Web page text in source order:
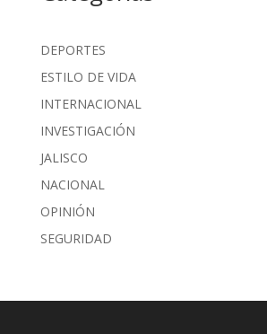
DEPORTES
ESTILO DE VIDA
INTERNACIONAL
INVESTIGACIÓN
JALISCO
NACIONAL
OPINIÓN
SEGURIDAD